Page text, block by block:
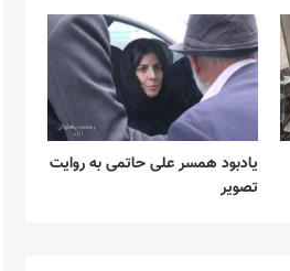
یادبود همسر علی حاتمی به روایت
تصویر